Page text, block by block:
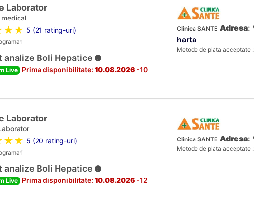
Laborator
5 (21 rating-uri)
analize Boli Hepatice
Live Prima disponibilitate: 10.08.2026 -10
Clinica SANTE Adresa:
harta
Metode de plata acceptate :
Laborator
5 (20 rating-uri)
analize Boli Hepatice
Live Prima disponibilitate: 10.08.2026 -12
Clinica SANTE Adresa:
Metode de plata acceptate :